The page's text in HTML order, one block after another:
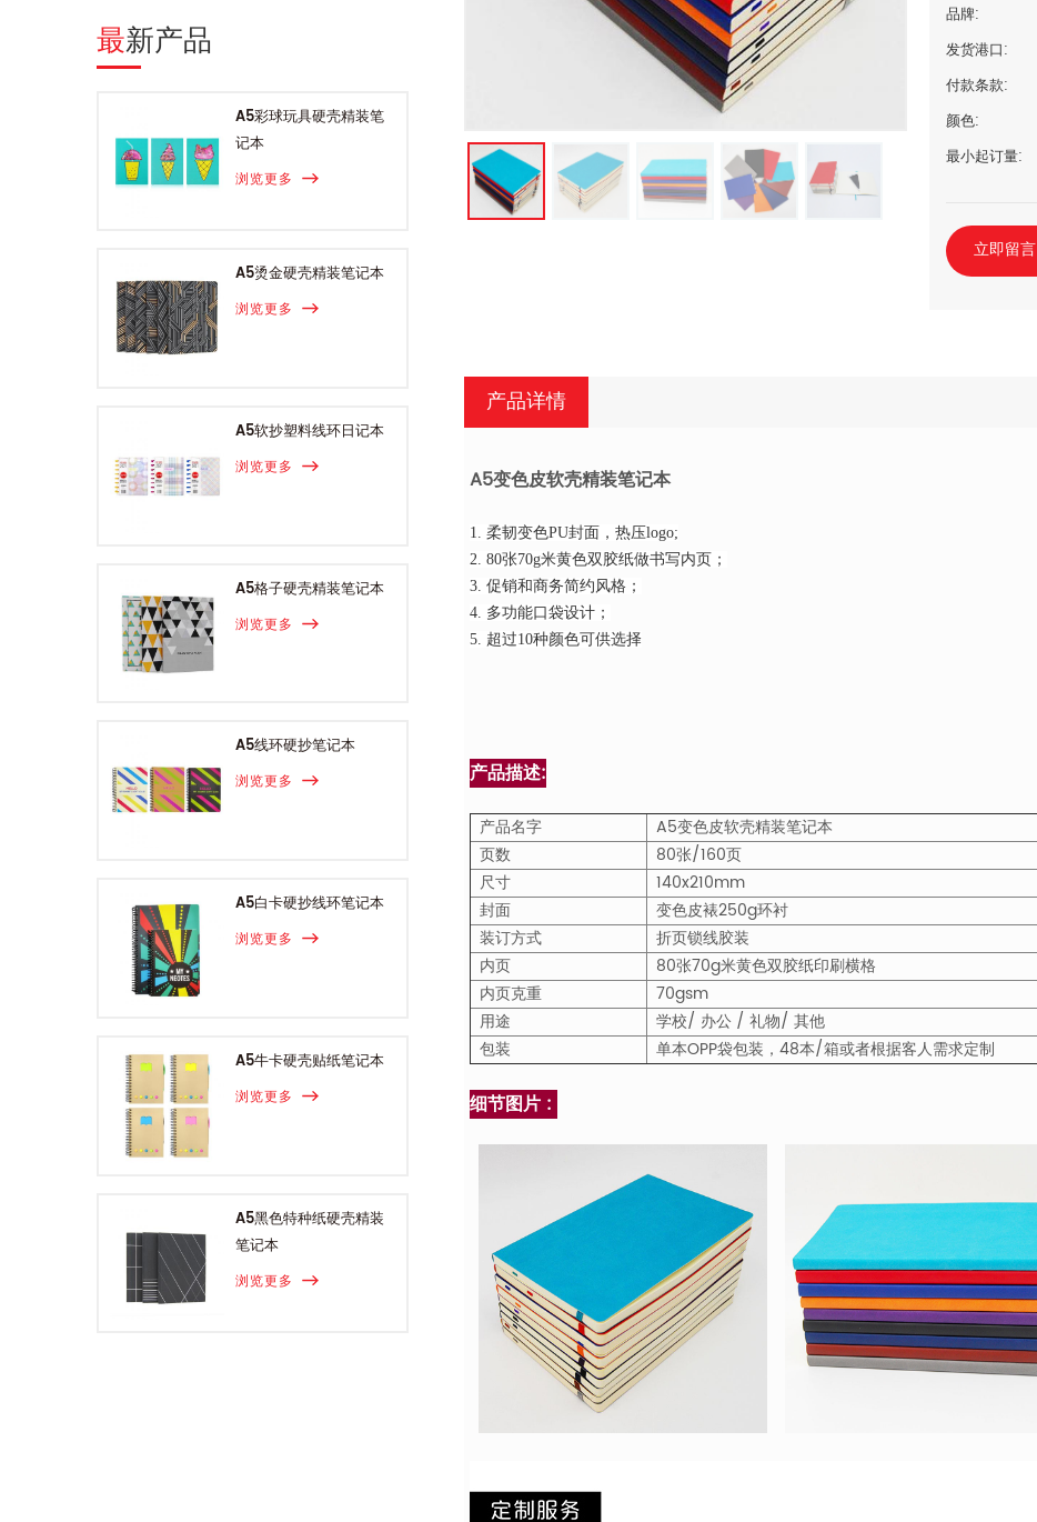
最新产品
A5彩球玩具硬壳精装笔
记本
浏览更多
A5烫金硬壳精装笔记本
浏览更多
A5软抄塑料线环日记本
浏览更多
A5格子硬壳精装笔记本
浏览更多
A5线环硬抄笔记本
浏览更多
A5白卡硬抄线环笔记本
浏览更多
A5牛卡硬壳贴纸笔记本
浏览更多
A5黑色特种纸硬壳精装
笔记本
浏览更多
品牌:
发货港口:
付款条款:
颜色:
最小起订量:
立即留言
产品详情
A5变色皮软壳精装笔记本
1. 柔韧变色PU封面，热压logo;
2. 80张70g米黄色双胶纸做书写内页；
3. 促销和商务简约风格；
4. 多功能口袋设计；
5. 超过10种颜色可供选择
产品描述:
产品名字
A5变色皮软壳精装笔记本
页数
80张/160页
尺寸
140x210mm
封面
变色皮裱250g环衬
装订方式
折页锁线胶装
内页
80张70g米黄色双胶纸印刷横格
内页克重
70gsm
用途
学校/ 办公 / 礼物/ 其他
包装
单本OPP袋包装，48本/箱或者根据客人需求定制
细节图片 :